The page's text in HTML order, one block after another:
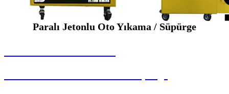
Paralı Jetonlu Oto Yıkama / Süpürge